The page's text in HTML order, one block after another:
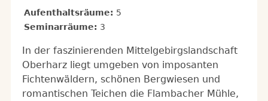
Aufenthaltsräume: 5
Seminarräume: 3
In der faszinierenden Mittelgebirgslandschaft
Oberharz liegt umgeben von imposanten
Fichtenwäldern, schönen Bergwiesen und
romantischen Teichen die Flambacher Mühle,